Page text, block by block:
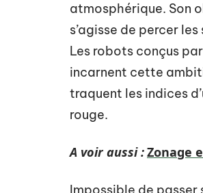
atmosphérique. Son
s’agisse de percer
Les robots conçus
incarnent cette
traquent les indices
rouge.
A voir aussi :Zonage